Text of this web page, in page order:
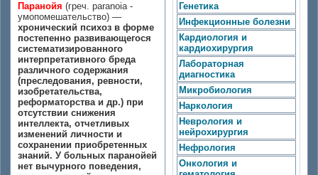
Паранойя (греч. paranoia -
умопомешательство) —
хронический психоз в форме
постепенно развивающегося
систематизированного
интерпретативного бреда
различного содержания
(преследования, ревности,
изобретательства,
реформаторства и др.) при
отсутствии снижения
интеллекта, отчетливых
изменений личности и
сохранении приобретенных
знаний. У больных паранойей
нет вычурного поведения,
Генетика
Инфекционные болезни
Кардиология и
кардиохирургия
Лабораторная
диагностика
Микробиология
Наркология
Неврология и
нейрохирургия
Нефрология
Онкология и